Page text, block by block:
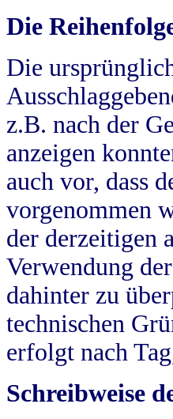
Die
Die
z.B. nach der
anzeigen
auch vor, dass
vorgenommen
der derzeitigen
Verwendung
dahinter zu
technischen
erfolgt nach
Schreibweise